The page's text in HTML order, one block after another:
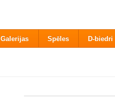
Galerijas Spēles D-biedri